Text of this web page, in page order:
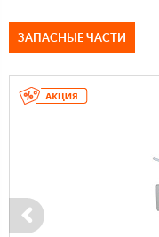
ЗАПАСНЫЕ ЧАСТИ